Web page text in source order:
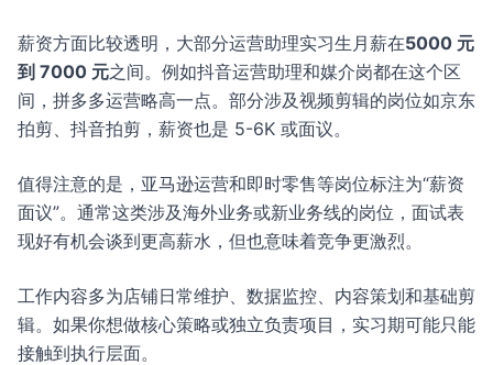
薪资方面比较透明，大部分运营助理实习生月薪在5000 元
到 7000 元之间。例如抖音运营助理和媒介岗都在这个区
间，拼多多运营略高一点。部分涉及视频剪辑的岗位如京东
拍剪、抖音拍剪，薪资也是 5-6K 或面议。
值得注意的是，亚马逊运营和即时零售等岗位标注为“薪资
面议”。通常这类涉及海外业务或新业务线的岗位，面试表
现好有机会谈到更高薪水，但也意味着竞争更激烈。
工作内容多为店铺日常维护、数据监控、内容策划和基础剪
辑。如果你想做核心策略或独立负责项目，实习期可能只能
接触到执行层面。